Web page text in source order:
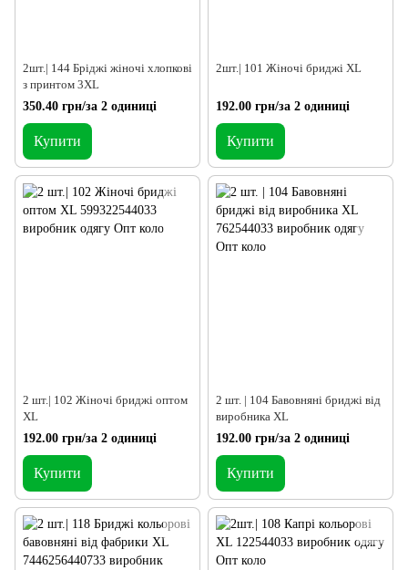
2шт.| 144 Бріджі жіночі хлопкові
з принтом 3XL
350.40 грн/за 2 одиниці
Купити
2шт.| 101 Жіночі бриджі XL
192.00 грн/за 2 одиниці
Купити
2 шт.| 102 Жіночі бриджі оптом
XL
192.00 грн/за 2 одиниці
Купити
2 шт. | 104 Бавовняні бриджі від
виробника XL
192.00 грн/за 2 одиниці
Купити